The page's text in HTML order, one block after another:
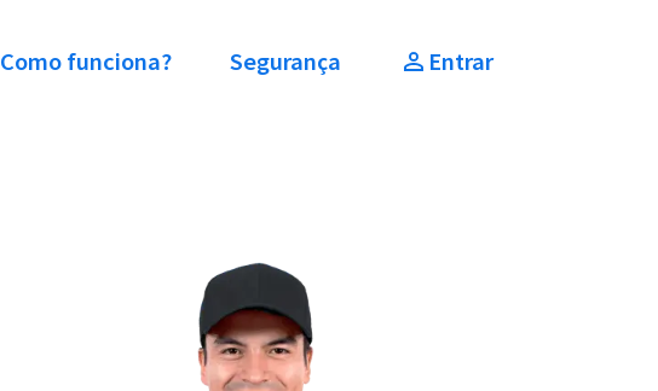
Como funciona? Segurança Entrar